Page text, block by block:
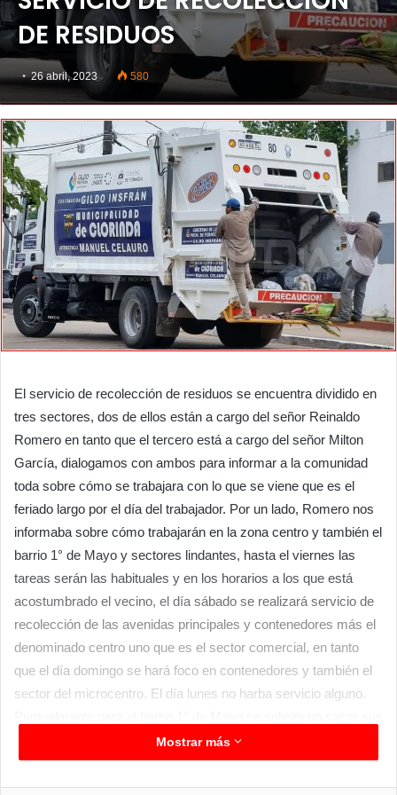
DE RESIDUOS
26 abril, 2023 580
El servicio de recolección de residuos se encuentra dividido en
tres sectores, dos de ellos están a cargo del señor Reinaldo
Romero en tanto que el tercero está a cargo del señor Milton
García, dialogamos con ambos para informar a la comunidad
toda sobre cómo se trabajara con lo que se viene que es el
feriado largo por el día del trabajador. Por un lado, Romero nos
informaba sobre cómo trabajarán en la zona centro y también el
barrio 1° de Mayo y sectores lindantes, hasta el viernes las
tareas serán las habituales y en los horarios a los que está
acostumbrado el vecino, el día sábado se realizará servicio de
recolección de las avenidas principales y contenedores más el
denominado centro uno que es el sector comercial, en tanto
que el día domingo se hará foco en contenedores y también el
sector del microcentro. El día lunes no harba servicio alguno.
residuos durante el fin de semana ya que el recorrido
domiciliario retornara el martes.
Para la zona del complejo habitacional la diagramación será
Mostrar más